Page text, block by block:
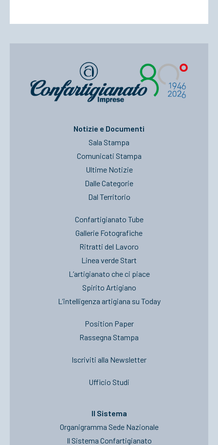
Notizie e Documenti
Sala Stampa
Comunicati Stampa
Ultime Notizie
Dalle Categorie
Dal Territorio
Confartigianato Tube
Gallerie Fotografiche
Ritratti del Lavoro
Linea verde Start
L’artigianato che ci piace
Spirito Artigiano
L’intelligenza artigiana su Today
Position Paper
Rassegna Stampa
Iscriviti alla Newsletter
Ufficio Studi
Il Sistema
Organigramma Sede Nazionale
Il Sistema Confartigianato